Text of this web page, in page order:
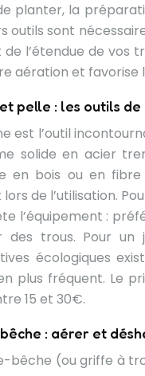
planter, la
outils sont
l’étendue de vos
aération et
pelle : les outils de
est l’outil
solide en acier
en bois ou en fibre
de l’utilisation.
l’équipement :
des trous. Pour un
écologiques
plus fréquent. Le
15 et 30€.
: aérer et
bêche (ou griffe à